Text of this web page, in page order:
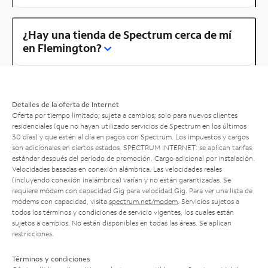
¿Hay una tienda de Spectrum cerca de mí
en Flemington?
Detalles de la oferta de Internet
Oferta por tiempo limitado; sujeta a cambios; solo para nuevos clientes
residenciales (que no hayan utilizado servicios de Spectrum en los últimos
30 días) y que estén al día en pagos con Spectrum. Los impuestos y cargos
son adicionales en ciertos estados. SPECTRUM INTERNET: se aplican tarifas
estándar después del período de promoción. Cargo adicional por instalación.
Velocidades basadas en conexión alámbrica. Las velocidades reales
(incluyendo conexión inalámbrica) varían y no están garantizadas. Se
requiere módem con capacidad Gig para velocidad Gig. Para ver una lista de
módems con capacidad, visita spectrum.net/modem . Servicios sujetos a
todos los términos y condiciones de servicio vigentes, los cuales están
sujetos a cambios. No están disponibles en todas las áreas. Se aplican
restricciones.
Términos y condiciones